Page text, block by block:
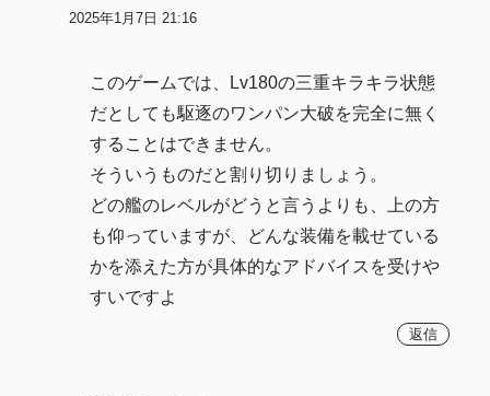
2025年1月7日 21:16
このゲームでは、Lv180の三重キラキラ状態
だとしても駆逐のワンパン大破を完全に無く
することはできません。
そういうものだと割り切りましょう。
どの艦のレベルがどうと言うよりも、上の方
も仰っていますが、どんな装備を載せている
かを添えた方が具体的なアドバイスを受けや
すいですよ
返信